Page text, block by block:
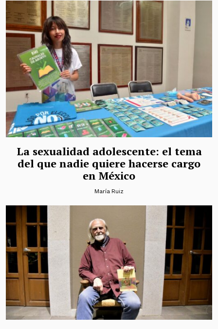
La sexualidad adolescente: el tema
del que nadie quiere hacerse cargo
en México
María Ruiz